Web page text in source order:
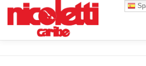
Saltar
contenido